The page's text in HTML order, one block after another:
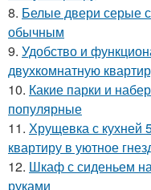
8. Белые двери серые
обычным
9. Удобство и
двухкомнатную
10. Какие парки и
популярные
11. Хрущевка с кухней
квартиру в уютное
12. Шкаф с сиденьем
руками